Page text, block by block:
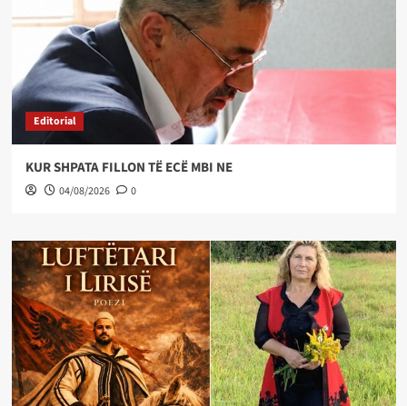
Editorial
KUR SHPATA FILLON TË ECË MBI NE
04/08/2026 0